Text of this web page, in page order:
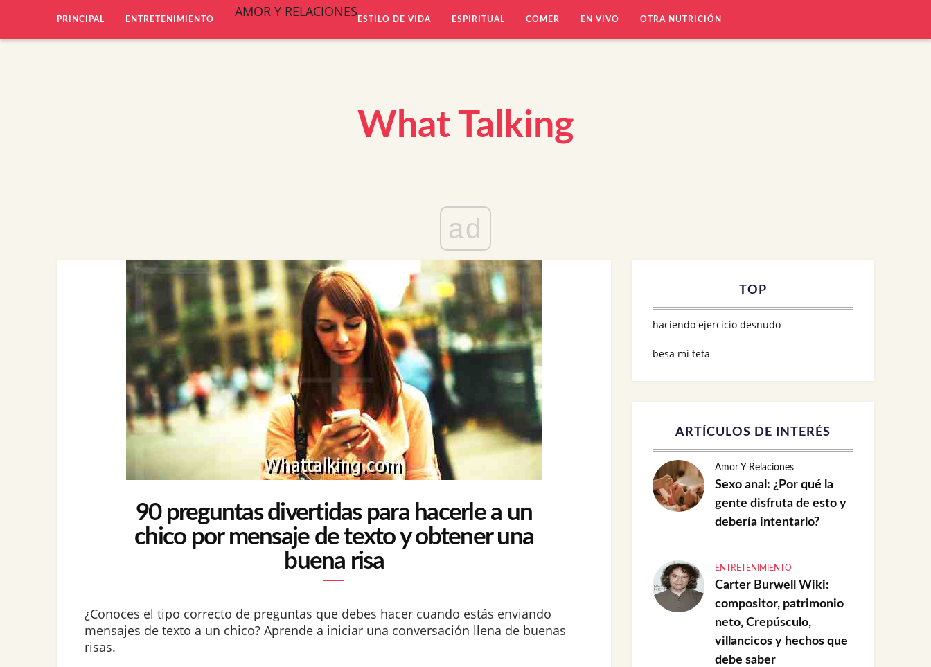
PRINCIPAL ENTRETENIMIENTO AMOR Y RELACIONES ESTILO DE VIDA ESPIRITUAL COMER EN VIVO OTRA NUTRICIÓN
What Talking
ad
90 preguntas divertidas para hacerle a un
chico por mensaje de texto y obtener una
buena risa
¿Conoces el tipo correcto de preguntas que debes hacer cuando estás enviando
mensajes de texto a un chico? Aprende a iniciar una conversación llena de buenas
risas.
TOP
haciendo ejercicio desnudo
besa mi teta
ARTÍCULOS DE INTERÉS
Amor Y Relaciones
Sexo anal: ¿Por qué la
gente disfruta de esto y
debería intentarlo?
ENTRETENIMIENTO
Carter Burwell Wiki:
compositor, patrimonio
neto, Crepúsculo,
villancicos y hechos que
debe saber